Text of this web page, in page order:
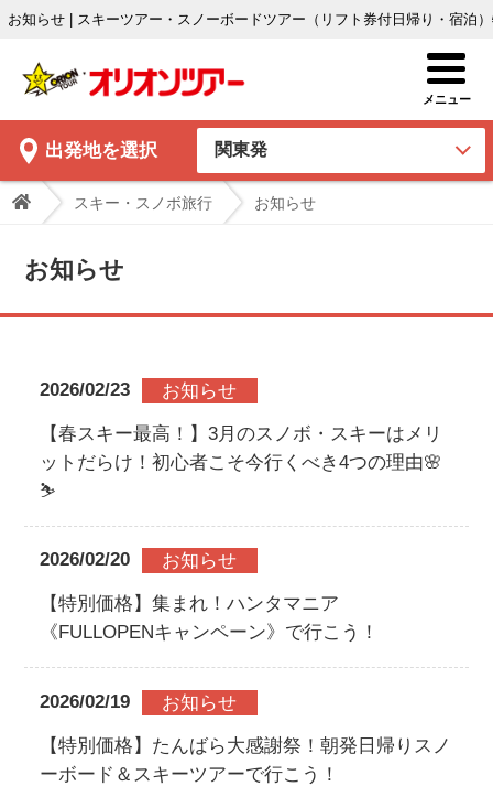
お知らせ | スキーツアー・スノーボードツアー（リフト券付日帰り・宿泊
出発地を選択
スキー・スノボ旅行 お知らせ
お知らせ
2026/02/23 お知らせ
【春スキー最高！】3月のスノボ・スキーはメリ
ットだらけ！初心者こそ今行くべき4つの理由🌸
⛷️
2026/02/20 お知らせ
【特別価格】集まれ！ハンタマニア
《FULLOPENキャンペーン》で行こう！
2026/02/19 お知らせ
【特別価格】たんばら大感謝祭！朝発日帰りスノ
ーボード＆スキーツアーで行こう！